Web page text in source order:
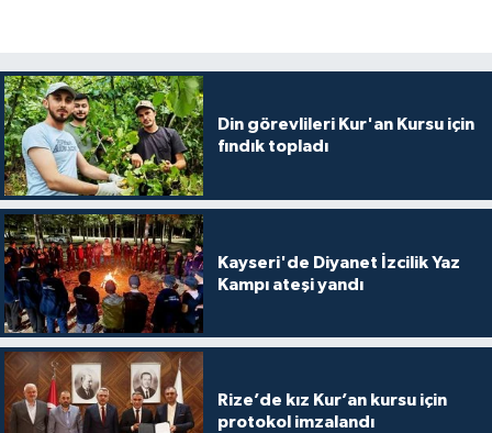
Din görevlileri Kur'an Kursu için
fındık topladı
Kayseri'de Diyanet İzcilik Yaz
Kampı ateşi yandı
Rize’de kız Kur’an kursu için
protokol imzalandı
Gaziantep Müftülüğü
Giresun Müftülüğü
Gümüşhane Müftülüğü
Hakkari Müftülüğü
Hatay Müftülüğü
Iğdır Müftülüğü